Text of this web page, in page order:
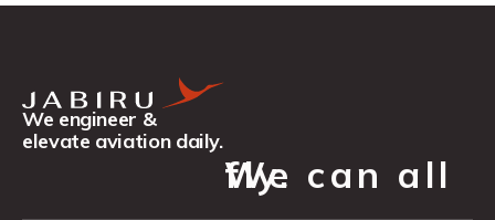
We engineer &
elevate aviation daily.
We can all fly.